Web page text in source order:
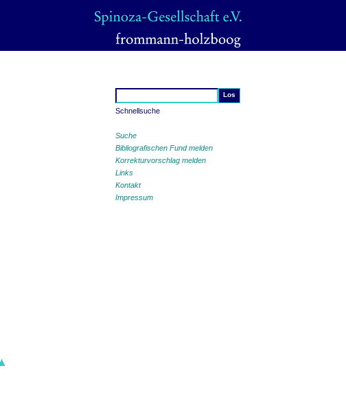
Schnellsuche
Suche
Bibliografischen Fund melden
Korrekturvorschlag melden
Links
Kontakt
Impressum